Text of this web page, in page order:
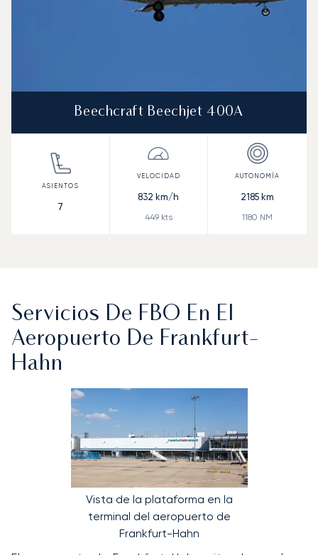
Beechcraft Beechjet 400A
7
832 km/h
449kts
2185 km
1180 NM
Servicios De FBO En El
Aeropuerto De Frankfurt-
Hahn
Vista de la plataforma en la
terminal del aeropuerto de
Frankfurt-Hahn